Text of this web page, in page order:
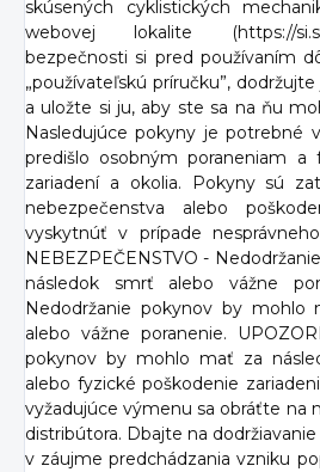
skúsených cyklistických
webovej lokalite (https://
bezpečnosti si pred používaním
„používateľskú príručku”,
a uložte si ju, aby ste sa na ňu
Nasledujúce pokyny je potrebné
predišlo osobným poraneniam a
zariadení a okolia. Pokyny sú
nebezpečenstva alebo
vyskytnúť v prípade
NEBEZPEČENSTVO -
následok smrť alebo vážne
Nedodržanie pokynov by mohlo
alebo vážne poranenie.
pokynov by mohlo mať za
alebo fyzické poškodenie
vyžadujúce výmenu sa obráťte na
distribútora. Dbajte na
v záujme predchádzania vzniku